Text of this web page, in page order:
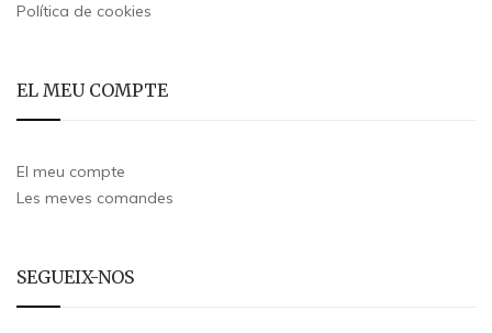
Política de cookies
EL MEU COMPTE
El meu compte
Les meves comandes
SEGUEIX-NOS